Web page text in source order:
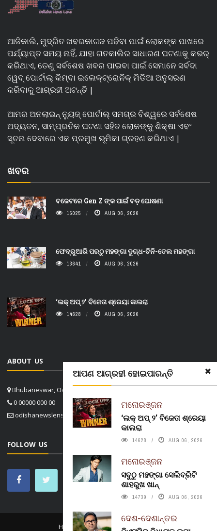
ଆପଣ ଆଗ୍ରହୀ ହୋଇପାରନ୍ତି
ମନୋରଞ୍ଜନ
‘ଲକ୍ ଅପ୍ ୨’ ବିଜେତା ଶ୍ରେୟା
କାଲରା
14628 AUG 06, 2026
ମନୋରଞ୍ଜନ
ସବୁଠୁ ମହଙ୍ଗା ସେଲିବ୍ରିଟି
ଶାହରୁଖ ଖାନ୍
14739 AUG 06, 2026
ଦେଶ-ଦେଶାନ୍ତର
ଆଜିକାଲି, ମୁଦ୍ରିତ ଖବରକାଗଜ ପଢିବା ପାଇଁ ଲୋକଙ୍କ ପାଖରେ
ପର୍ଯ୍ୟାପ୍ତ ସମୟ ନାହିଁ, ଯାହା ଗତକାଲିର ସାଧାରଣ ଘଟଣାକୁ କଭର୍
କରିଥାଏ, ତେଣୁ ସର୍ବଶେଷ ଖବର ପାଇବା ପାଇଁ ସେମାନେ ସର୍ବଦା
ୱେବ୍ ପୋର୍ଟାଲ୍ କିମ୍ବା ଇଲେକ୍ଟ୍ରୋନିକ୍ ମିଡିଆ ଅନୁସରଣ
କରିବାକୁ ଆଗ୍ରହୀ ଅଟନ୍ତି |
ଆମର ଅନଲାଇନ୍ ନ୍ୟୁଜ୍ ପୋର୍ଟାଲ୍ ସମଗ୍ର ବିଶ୍ୱରେ ସର୍ବଶେଷ
ଅଦ୍ୟତନ, ସାମ୍ପ୍ରତିକ ଘଟଣା ସହିତ ଲୋକଙ୍କୁ ଶିକ୍ଷା ଏବଂ
ସୂଚନା ଦେବାରେ ଏକ ପ୍ରମୁଖ ଭୂମିକା ଗ୍ରହଣ କରିଥାଏ |
ଖବର
ବଜେଟରେ Gen Z ଙ୍କ ପାଇଁ ବଡ଼ ଘୋଷଣା
15025 AUG 06, 2026
ଫେବ୍ରୁଆରି ପରଠୁ ମହଙ୍ଗା ଦୁଗ୍ଧ-ଚିନି-ତେଲ ମହଙ୍ଗା
13641 AUG 06, 2026
‘ଲକ୍ ଅପ୍ ୨’ ବିଜେତା ଶ୍ରେୟା କାଲରା
14628 AUG 06, 2026
ABOUT US
Bhubaneswar, Odisha, India
0 00000 000 00
odishanewslens@gmail.com
FOLLOW US
HOME CONTACT US ABOUT US